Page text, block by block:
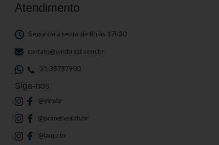
Atendimento
Segunda a sexta de 8h às 17h30
contato@yinsbrasil.com.br
21 35757900
Siga-nos
@yinsbr
@primehealth.br
@iamo.br